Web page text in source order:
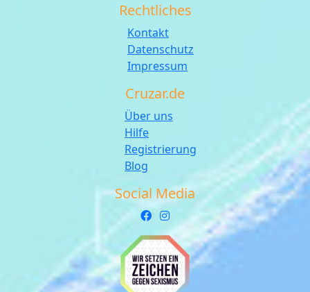
Rechtliches
Kontakt
Datenschutz
Impressum
Cruzar.de
Über uns
Hilfe
Registrierung
Blog
Social Media